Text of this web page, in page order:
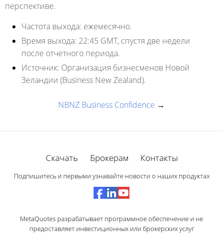
перспективе.
Частота выхода: ежемесячно.
Время выхода: 22:45 GMT, спустя две недели
после отчетного периода.
Источник: Организация бизнесменов Новой
Зеландии (Business New Zealand).
NBNZ Business Confidence →
Скачать Брокерам Контакты
Подпишитесь и первыми узнавайте новости о наших продуктах
MetaQuotes разрабатывает программное обеспечение и не
предоставляет инвестиционных или брокерских услуг